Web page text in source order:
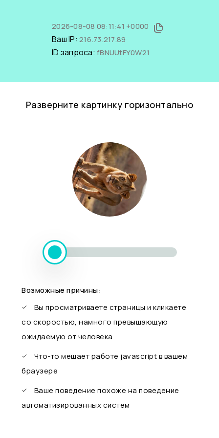
2026-08-08 08:11:41 +0000
Ваш IP: 216.73.217.89
ID запроса: fBNUUtFY0W21
Разверните картинку горизонтально
Возможные причины:
Вы просматриваете страницы и кликаете
со скоростью, намного превышающую
ожидаемую от человека
Что-то мешает работе javascript в вашем
браузере
Ваше поведение похоже на поведение
автоматизированных систем